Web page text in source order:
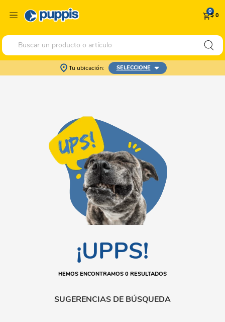
0$ 0
Buscar un producto o artículo
Tu ubicación: SELECCIONE
¡UPPS!
HEMOS ENCONTRAMOS 0 RESULTADOS
SUGERENCIAS DE BÚSQUEDA